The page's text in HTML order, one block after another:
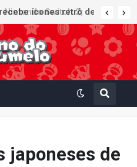
ícones retrô de
Kart: Super Circuit
japoneses de